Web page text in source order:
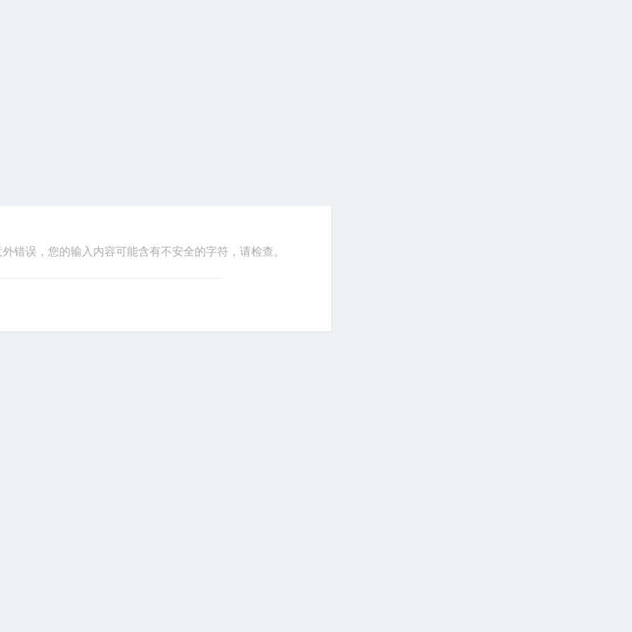
错误，您的输入内容可能含有不安全的字符，请检查。